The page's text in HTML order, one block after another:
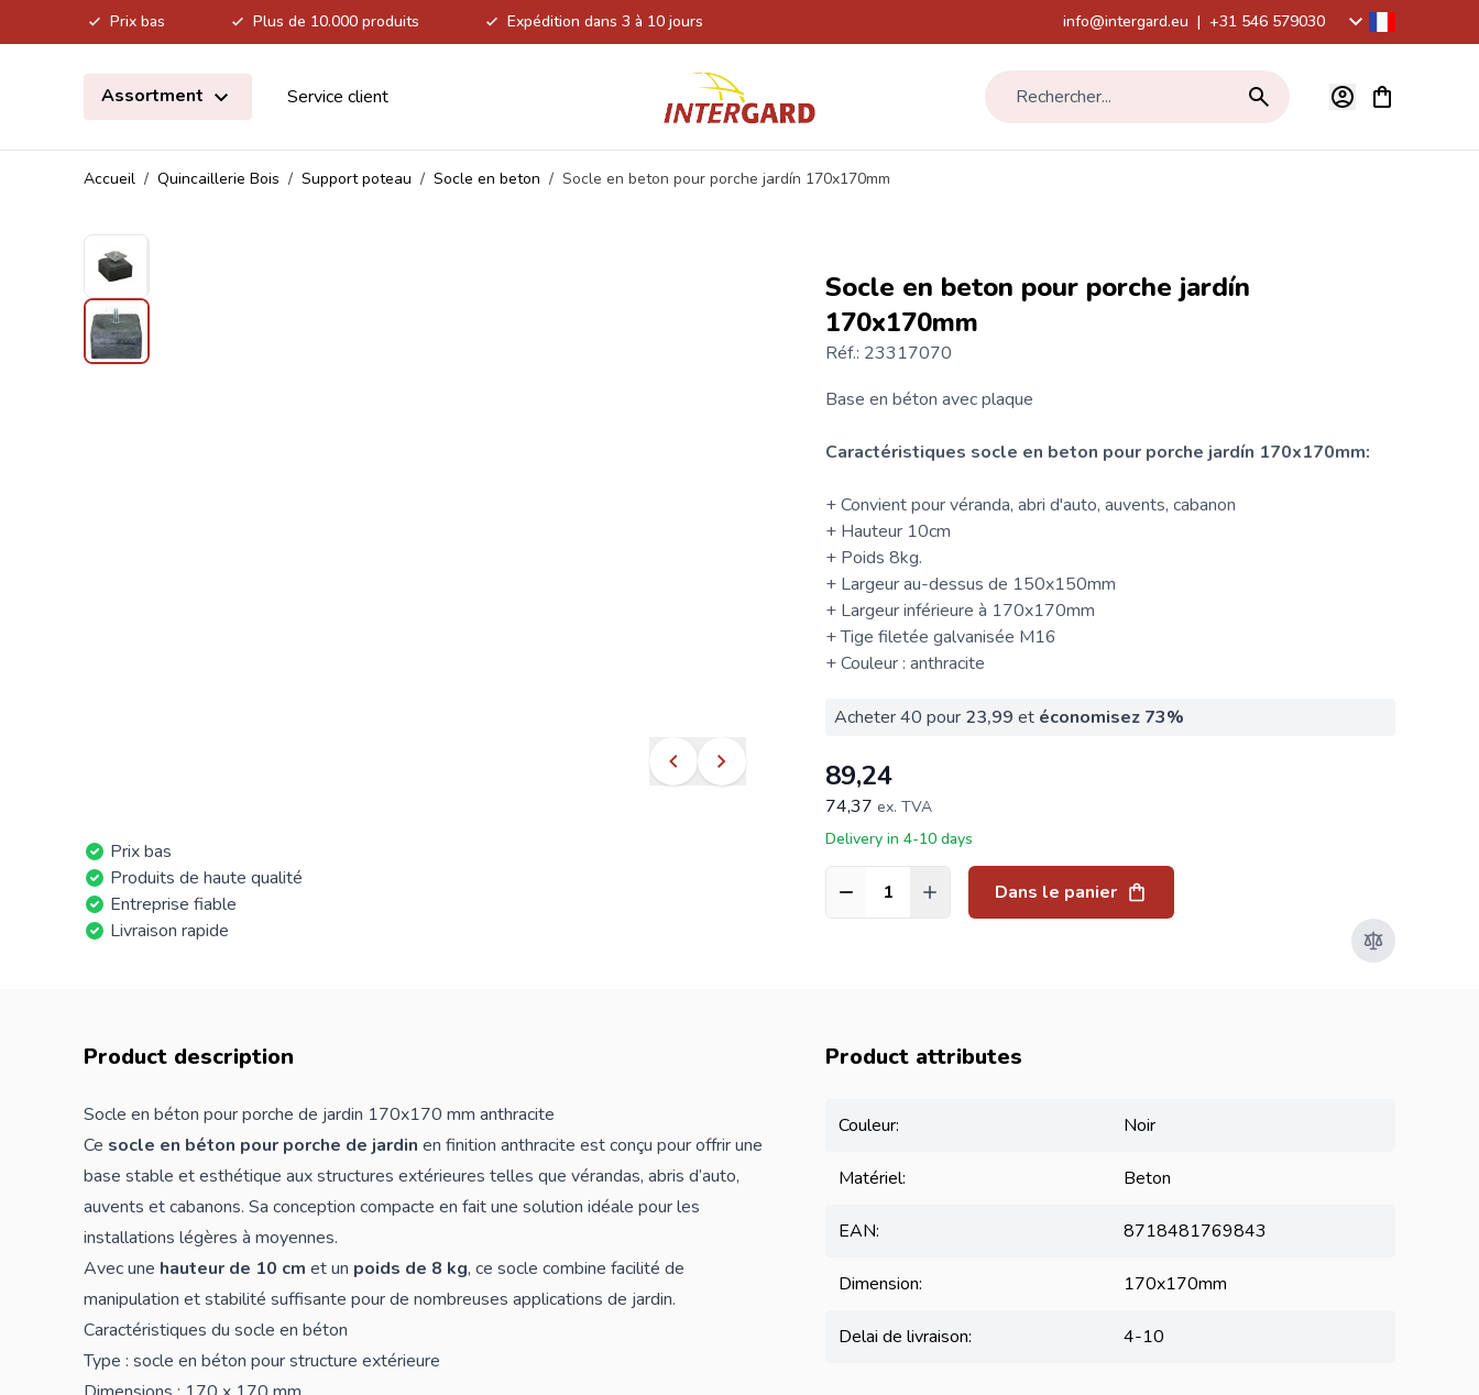
Prix bas Plus de 10.000 produits Expédition dans 3 à 10 jours info@intergard.eu | +31 546 579030
Assortment
Service client Rechercher... Voir le
Accueil / Quincaillerie Bois / Support poteau / Socle en beton / Socle en beton pour porche jardín 170x170mm
Prix bas
Produits de haute qualité
Entreprise fiable
Livraison rapide
Socle en beton pour porche jardín
170x170mm
Réf.: 23317070
Base en béton avec plaque
Caractéristiques socle en beton pour porche jardín 170x170mm:
+ Convient pour véranda, abri d'auto, auvents, cabanon
+ Hauteur 10cm
+ Poids 8kg.
+ Largeur au-dessus de 150x150mm
+ Largeur inférieure à 170x170mm
+ Tige filetée galvanisée M16
+ Couleur : anthracite
Acheter 40 pour 23,99 et économisez73%
89,24
74,37 ex. TVA
Delivery in 4-10 days
Quantité Dans le panier
Product description
Socle en béton pour porche de jardin 170x170 mm anthracite
Ce socle en béton pour porche de jardin en finition anthracite est conçu pour offrir une
base stable et esthétique aux structures extérieures telles que vérandas, abris d’auto,
auvents et cabanons. Sa conception compacte en fait une solution idéale pour les
installations légères à moyennes.
Avec une hauteur de 10 cm et un poids de 8 kg, ce socle combine facilité de
manipulation et stabilité suffisante pour de nombreuses applications de jardin.
Caractéristiques du socle en béton
Type : socle en béton pour structure extérieure
Product attributes
Couleur: Noir
Matériel: Beton
EAN: 8718481769843
Dimension: 170x170mm
Delai de livraison: 4-10